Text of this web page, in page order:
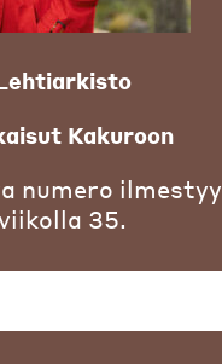
Kakuroon
numero ilmestyy
35.